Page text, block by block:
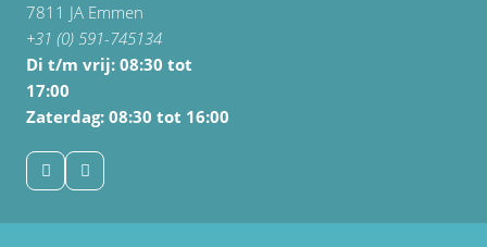
7811 JA Emmen
+31 (0) 591-745134
Di t/m vrij: 08:30 tot
17:00
Zaterdag: 08:30 tot 16:00